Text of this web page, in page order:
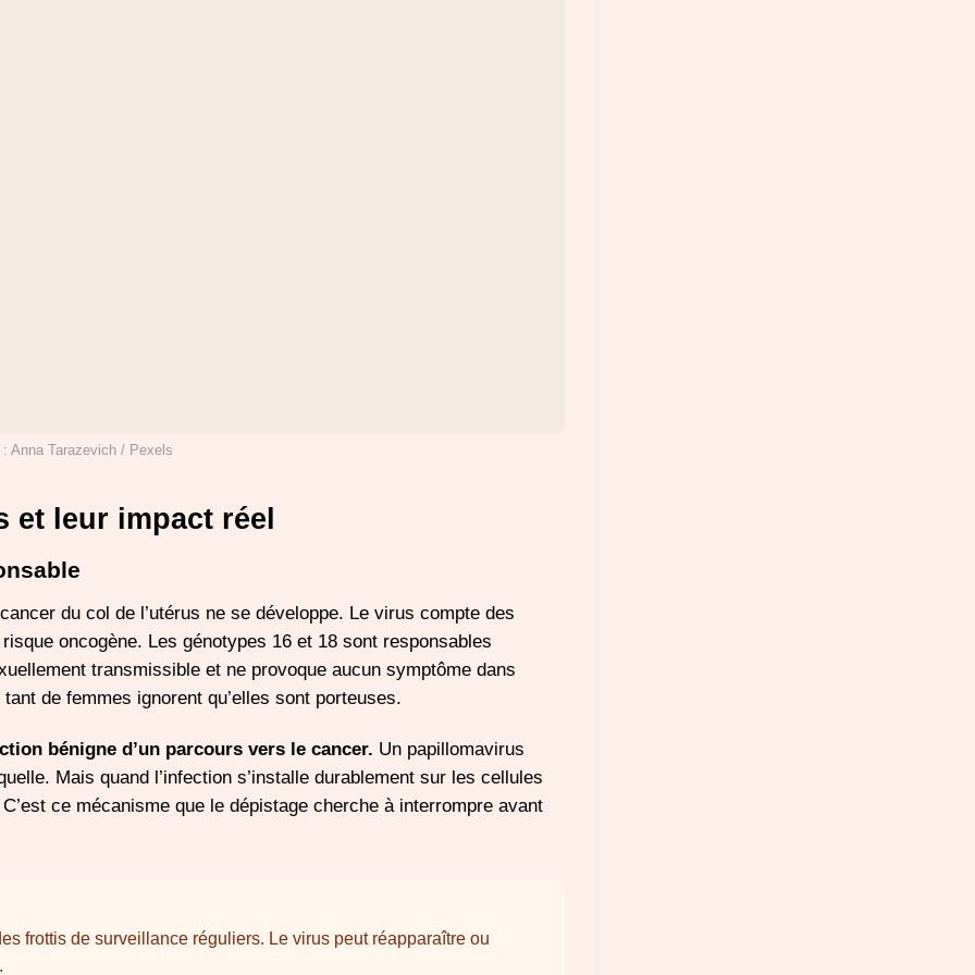
: Anna Tarazevich / Pexels
et leur impact réel
du col de l’utérus ne se développe. Le virus compte des
oncogène. Les génotypes 16 et 18 sont responsables
transmissible et ne provoque aucun symptôme dans
de femmes ignorent qu’elles sont porteuses.
bénigne d’un parcours vers le cancer. Un papillomavirus
Mais quand l’infection s’installe durablement sur les cellules
ce mécanisme que le dépistage cherche à interrompre avant
frottis de surveillance réguliers. Le virus peut réapparaître ou